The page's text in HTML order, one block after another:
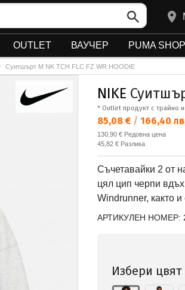
OUTLET ВАУЧЕР PUMA SHOP
Суитшърт M NK TCH FLC FZ WR HOODIE
NIKE
* Outlet продукт с трайно
Текуща цена:
85,08 € / 166,40
Редовна цена:
130,90 € Редовна цена
Спестявате:
45,82 € Разлика
Съчетавайки 2 от
цял цип черпи
Windrunner, както
АРТИКУЛЕН НОМЕР:
Избери цвят